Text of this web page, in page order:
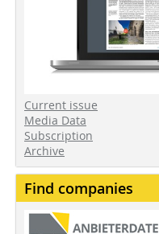
Current issue
Media Data
Subscription
Archive
Find companies